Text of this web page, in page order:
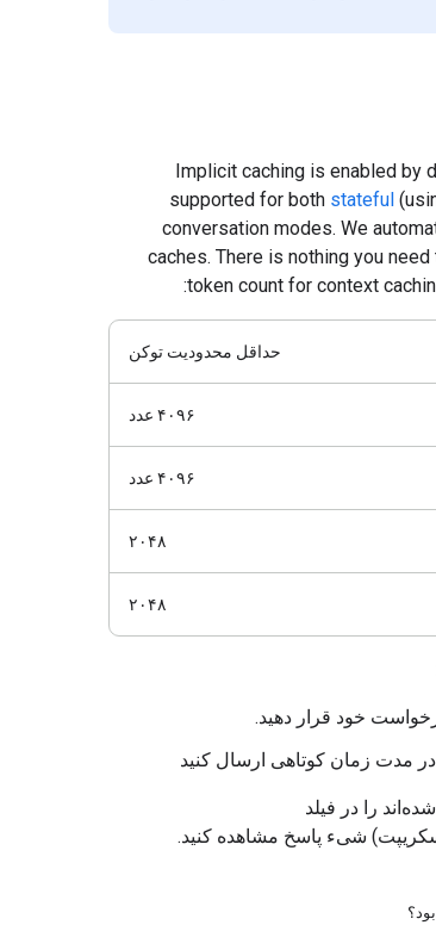
Implicit caching is enabled by
supported for both stateful
conversation modes. We
caches. There is nothing you
token count for context
حداقل محدودیت توکن
۴۰۹۶ عدد
۴۰۹۶ عدد
۲۰۴۸
۲۰۴۸
خود قرار دهید.
مدت زمان کوتاهی ارسال کنید
را در فیلد
شیء پاسخ مشاهده کنید.